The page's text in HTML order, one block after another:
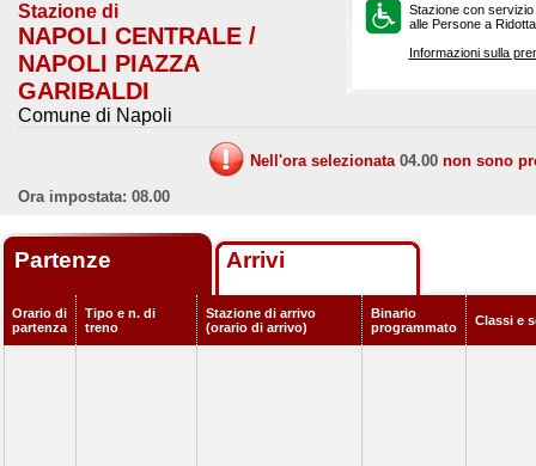
Stazione di
NAPOLI CENTRALE /
NAPOLI PIAZZA
GARIBALDI
Comune di Napoli
Stazione con
alle Persone a
Informazioni sulla
Nell'ora selezionata 04.00 non sono
Ora impostata: 08.00
Partenze Arrivi
Orario di
partenza
Tipo e n. di
treno
Stazione di arrivo
(orario di arrivo)
Binario
programmato
Classi e